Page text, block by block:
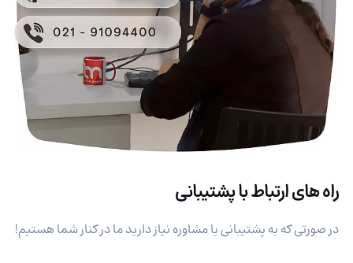
راه های ارتباط با پشتیبانی
در صورتی که به پشتیبانی یا مشاوره نیاز دارید ما در کنار شما هستیم!